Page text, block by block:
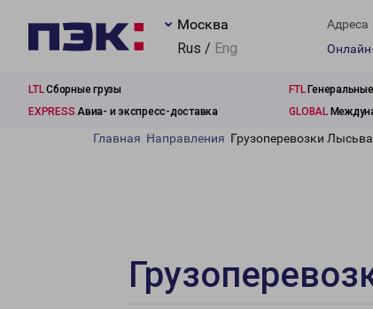
Москва
Rus / Eng
Адреса
LTLСборные грузы FTLГенеральные
EXPRESS Авиа- и экспресс-доставка GLOBAL
Главная Направления Грузоперевозки